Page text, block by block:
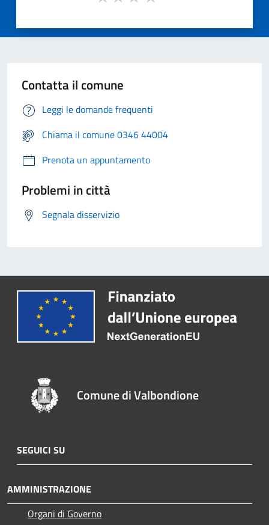
Contatta il comune
Leggi le domande frequenti
Chiama il comune 0346 44004
Prenota un appuntamento
Problemi in città
Segnala disservizio
Comune di Valbondione
SEGUICI SU
AMMINISTRAZIONE
Organi di Governo